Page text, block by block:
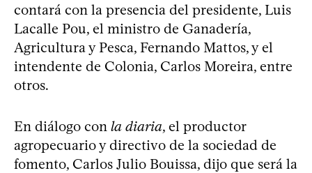
contará con la presencia del presidente, Luis
Lacalle Pou, el ministro de Ganadería,
Agricultura y Pesca, Fernando Mattos, y el
intendente de Colonia, Carlos Moreira, entre
otros.
En diálogo con la diaria, el productor
agropecuario y directivo de la sociedad de
fomento, Carlos Julio Bouissa, dijo que será la